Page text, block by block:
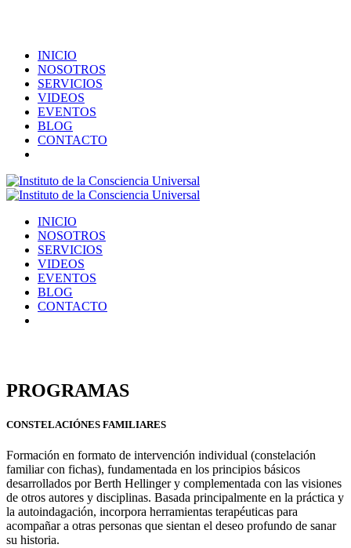
INICIO
NOSOTROS
SERVICIOS
VIDEOS
EVENTOS
BLOG
CONTACTO
INICIO
NOSOTROS
SERVICIOS
VIDEOS
EVENTOS
BLOG
CONTACTO
PROGRAMAS
CONSTELACIÓNES FAMILIARES
Formación en formato de intervención individual (constelación
familiar con fichas), fundamentada en los principios básicos
desarrollados por Berth Hellinger y complementada con las visiones
de otros autores y disciplinas. Basada principalmente en la práctica y
la autoindagación, incorpora herramientas terapéuticas para
acompañar a otras personas que sientan el deseo profundo de sanar
su historia.